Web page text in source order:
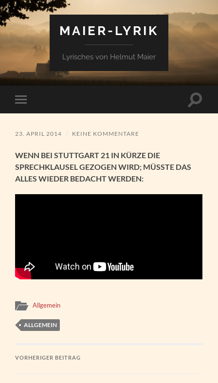
MAIER-LYRIK
Lyrisches von Helmut Maier
Mobile-
Menü
23. APRIL 2014 / KEINE KOMMENTARE
WENN BEI STUTTGART 21 IN KÜRZE DIE
SPRECHKLAUSEL GEZOGEN WIRD; MÜSSTE DAS
ALLES WIEDER BEDACHT WERDEN:
Allgemein
ALLGEMEIN
VORHERIGER BEITRAG